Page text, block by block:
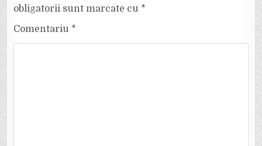
obligatorii sunt marcate cu *
Comentariu *